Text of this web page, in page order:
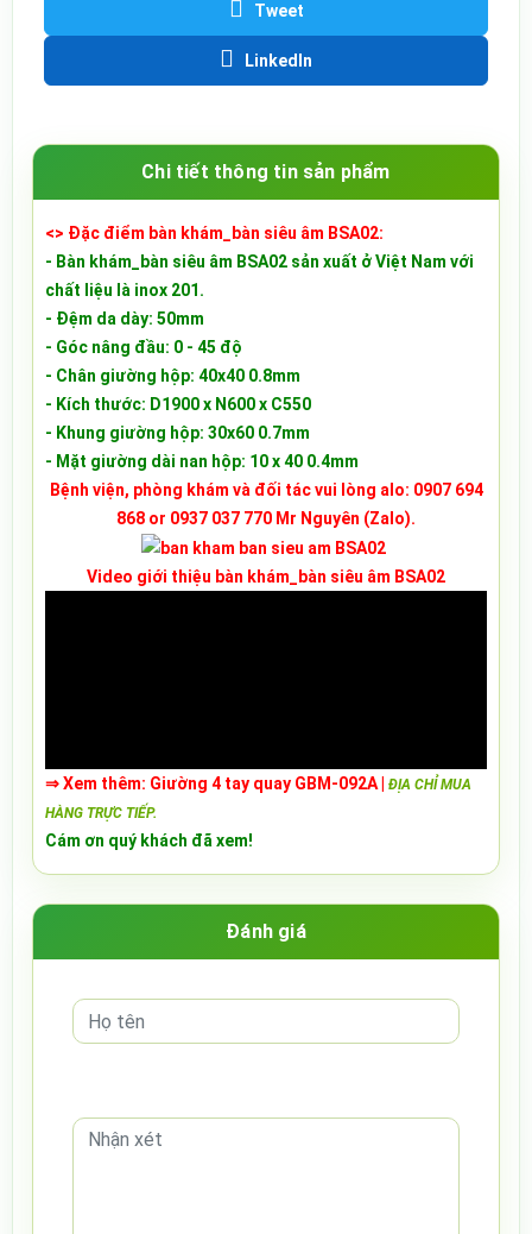
Tweet
LinkedIn
Chi tiết thông tin sản phẩm
<> Đặc điểm bàn khám_bàn siêu âm BSA02:
- Bàn khám_bàn siêu âm BSA02 sản xuất ở Việt Nam với
chất liệu là inox 201.
- Đệm da dày: 50mm
- Góc nâng đầu: 0 - 45 độ
- Chân giường hộp: 40x40 0.8mm
- Kích thước: D1900 x N600 x C550
- Khung giường hộp: 30x60 0.7mm
- Mặt giường dài nan hộp: 10 x 40 0.4mm
Bệnh viện, phòng khám và đối tác vui lòng alo: 0907 694
868 or 0937 037 770 Mr Nguyên (Zalo).
Video giới thiệu bàn khám_bàn siêu âm BSA02
⇒Xem thêm: Giường 4 tay quay GBM-092A
ĐỊA CHỈ MUA
HÀNG TRỰC TIẾP.
Cám ơn quý khách đã xem!
Đánh giá